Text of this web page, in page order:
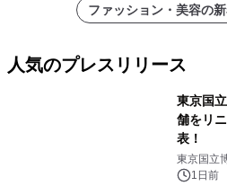
ファッション・美容の
人気のプレスリリース
東京国
舗をリ
表！
東京国立
1日前